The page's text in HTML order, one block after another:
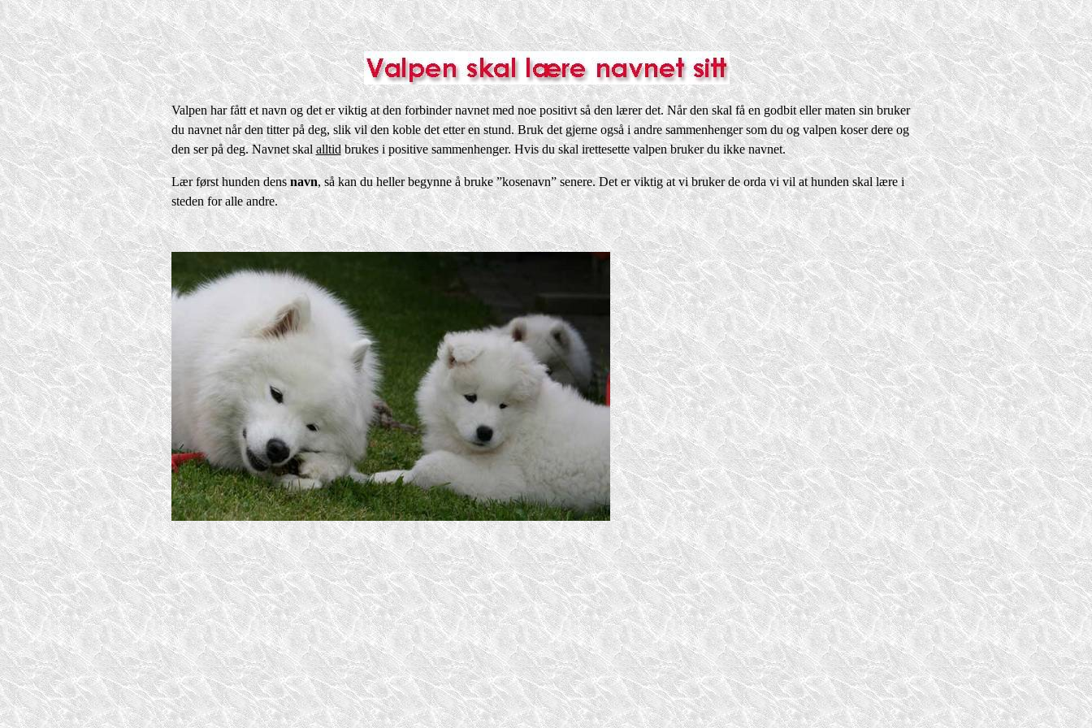
Valpen har fått et navn og det er viktig at den forbinder navnet med noe positivt så den lærer det. Når den skal få en godbit eller maten sin bruker
du navnet når den titter på deg, slik vil den koble det etter en stund. Bruk det gjerne også i andre sammenhenger som du og valpen koser dere og
den ser på deg. Navnet skal alltidbrukes i positive sammenhenger. Hvis du skal irettesette valpen bruker du ikke navnet.
Lær først hunden densnavn, så kan du heller begynne å bruke ”kosenavn” senere. Det er viktig at vi bruker de orda vi vil at hunden skal lære i
steden for alle andre.